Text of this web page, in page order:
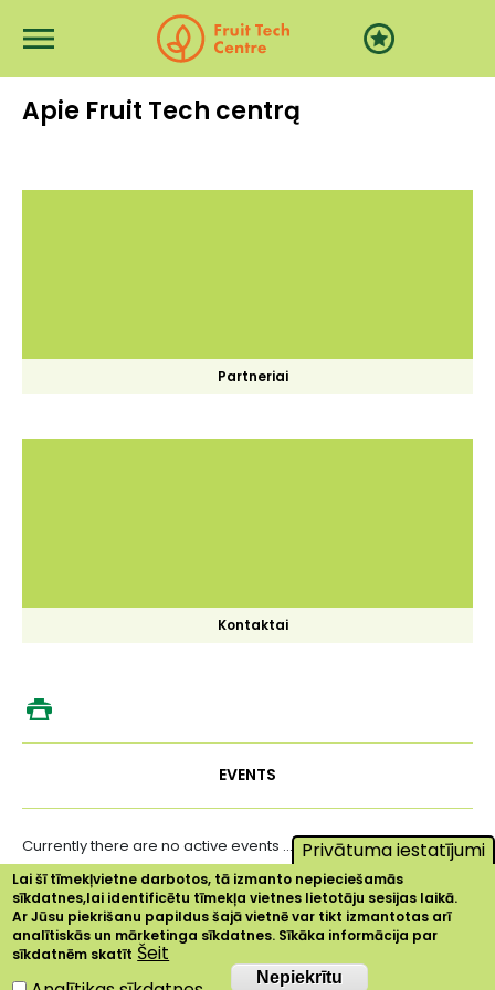
Apie Fruit Tech centrą
Partneriai
Kontaktai
EVENTS
Currently there are no active events ... Privātuma iestatījumi
Lai šī tīmekļvietne darbotos, tā izmanto nepieciešamās
sīkdatnes,lai identificētu tīmekļa vietnes lietotāju sesijas laikā.
Ar Jūsu piekrišanu papildus šajā vietnē var tikt izmantotas arī
analītiskās un mārketinga sīkdatnes. Sīkāka informācija par
sīkdatnēm skatīt Šeit
Nepiekrītu
Nepiekrītu